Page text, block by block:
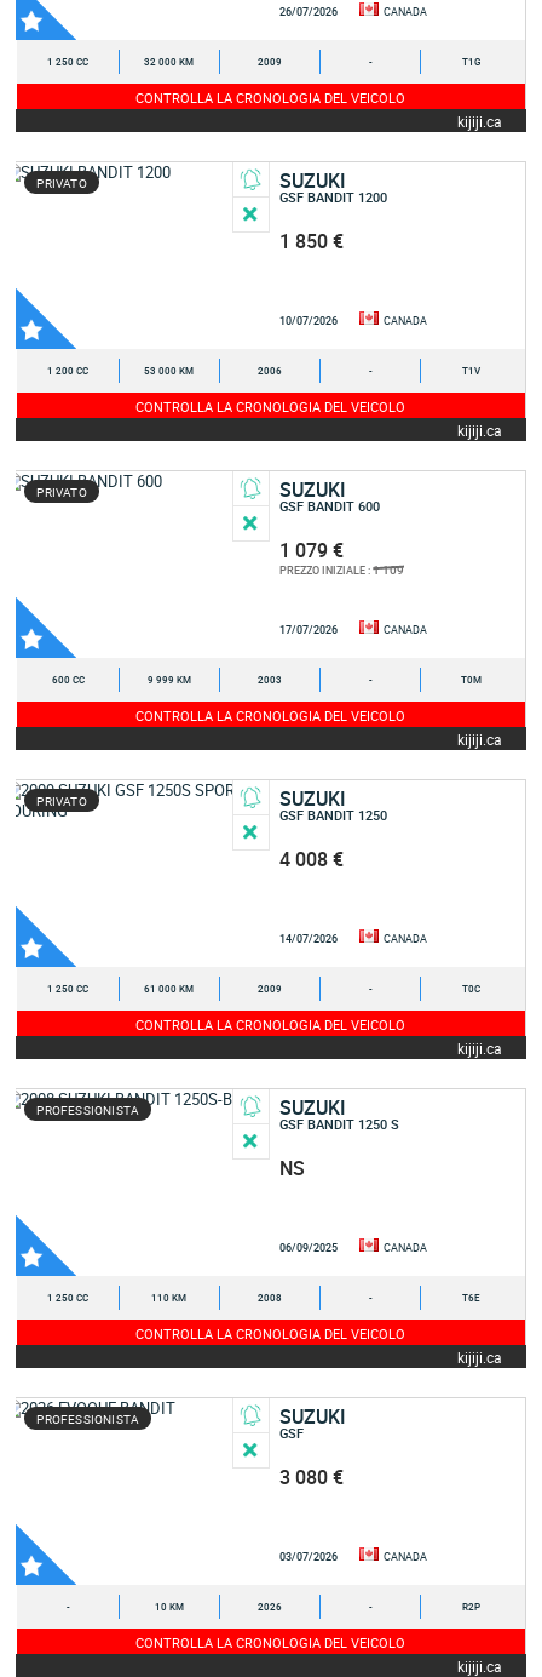
26/07/2026 CANADA
1 250 CC 32 000 KM 2009 - T1G
CONTROLLA LA CRONOLOGIA DEL VEICOLO
kijiji.ca
PRIVATO SUZUKI
GSF BANDIT 1200
1 850 €
10/07/2026 CANADA
1 200 CC 53 000 KM 2006 - T1V
CONTROLLA LA CRONOLOGIA DEL VEICOLO
kijiji.ca
PRIVATO SUZUKI
GSF BANDIT 600
1 079 €
PREZZO INIZIALE :1 109
17/07/2026 CANADA
600 CC 9 999 KM 2003 - T0M
CONTROLLA LA CRONOLOGIA DEL VEICOLO
kijiji.ca
PRIVATO SUZUKI
GSF BANDIT 1250
4 008 €
14/07/2026 CANADA
1 250 CC 61 000 KM 2009 - T0C
CONTROLLA LA CRONOLOGIA DEL VEICOLO
kijiji.ca
PROFESSIONISTA SUZUKI
GSF BANDIT 1250 S
NS
06/09/2025 CANADA
1 250 CC 110 KM 2008 - T6E
CONTROLLA LA CRONOLOGIA DEL VEICOLO
kijiji.ca
PROFESSIONISTA SUZUKI
GSF
3 080 €
03/07/2026 CANADA
- 10 KM 2026 - R2P
CONTROLLA LA CRONOLOGIA DEL VEICOLO
kijiji.ca